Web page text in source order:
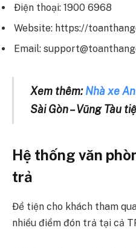
Điện thoại: 1900 6968
Website: https://
Email:
Xem thêm:Nhà xe
Sài Gòn – Vũng Tàu
Hệ thống văn
trả
Để tiện cho khách tham
nhiều điểm đón trả tại cả